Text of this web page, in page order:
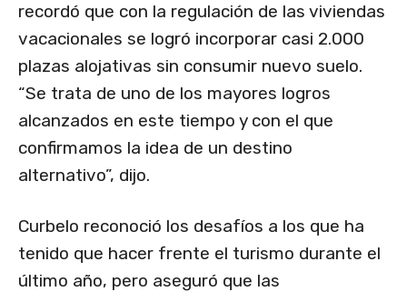
recordó que con la regulación de las viviendas
vacacionales se logró incorporar casi 2.000
plazas alojativas sin consumir nuevo suelo.
“Se trata de uno de los mayores logros
alcanzados en este tiempo y con el que
confirmamos la idea de un destino
alternativo”, dijo.
Curbelo reconoció los desafíos a los que ha
tenido que hacer frente el turismo durante el
último año, pero aseguró que las